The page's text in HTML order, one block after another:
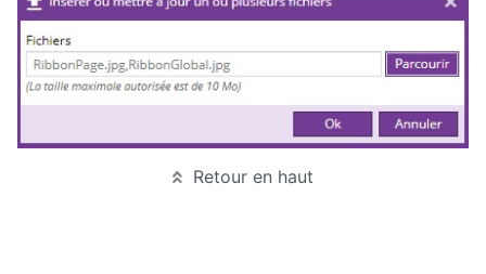
Manuel
de
mise à
Retour en haut